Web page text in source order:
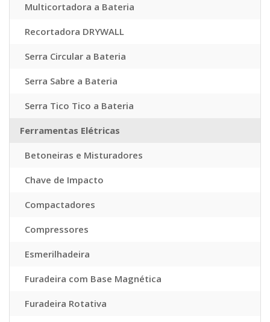
Multicortadora a Bateria
Recortadora DRYWALL
Serra Circular a Bateria
Serra Sabre a Bateria
Serra Tico Tico a Bateria
Ferramentas Elétricas
Betoneiras e Misturadores
Chave de Impacto
Compactadores
Compressores
Esmerilhadeira
Furadeira com Base Magnética
Furadeira Rotativa